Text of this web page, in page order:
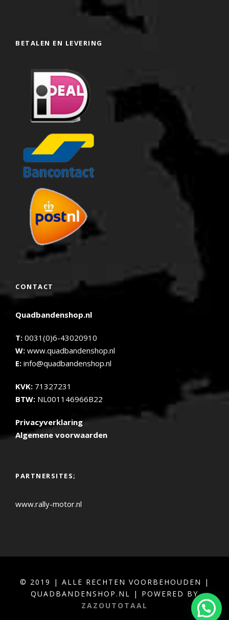
BETALEN EN LEVERING
CONTACT
Quadbandenshop.nl
T: 0031(0)6-43020910
W: www.quadbandenshop.nl
E: info@quadbandenshop.nl
KVK: 71327231
BTW: NL001146966B22
Privacyverklaring
Algemene voorwaarden
PARTNERSITES;
www.rally-motor.nl
© 2019 | ALLE RECHTEN VOORBEHOUDEN |
QUADBANDENSHOP.NL | POWERED BY
ZAZOUTOTAAL